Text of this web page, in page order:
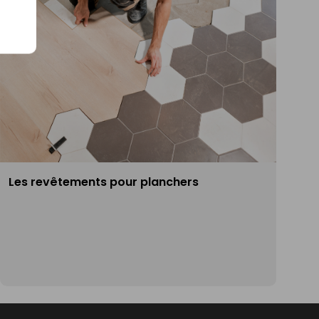
Les revêtements pour planchers